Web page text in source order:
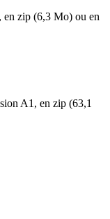
en zip (6,3 Mo) ou en
A1, en zip (63,1